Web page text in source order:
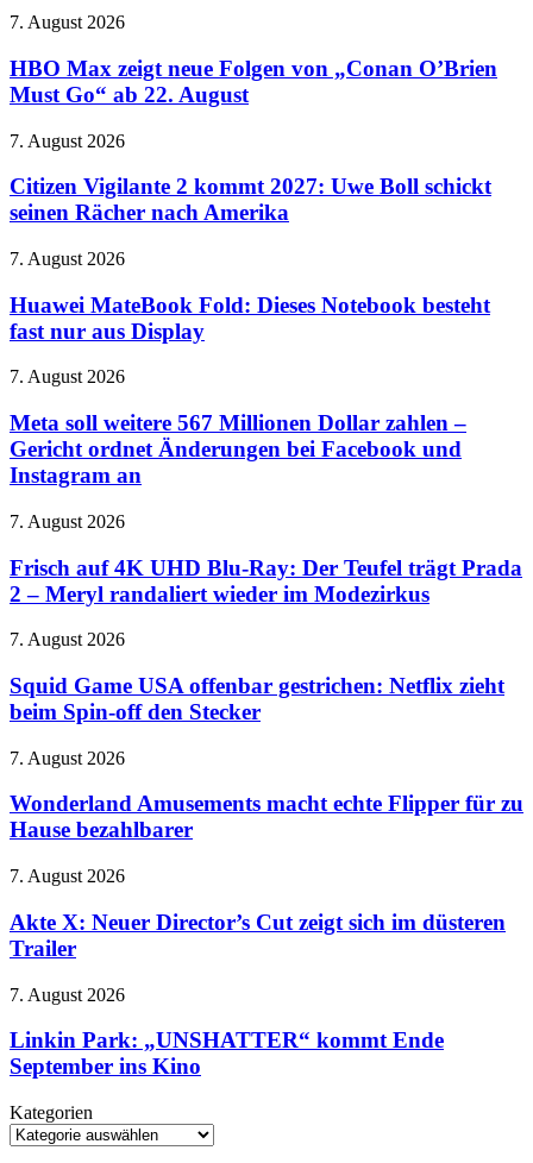
Kinofilm
HBO
zeigt
neue
Folgen
„Conan
Must
Go“
22.
7. August 2026
HBO Max zeigt neue Folgen von „Conan O’Brien
Must Go“ ab 22. August
Citizen
2
kommt
2027:
Boll
seinen
Rächer
Amerika
7. August 2026
Citizen Vigilante 2 kommt 2027: Uwe Boll schickt
seinen Rächer nach Amerika
Huawei
Fold:
Dieses
Notebook
fast
aus
Display
7. August 2026
Huawei MateBook Fold: Dieses Notebook besteht
fast nur aus Display
Meta
weitere
567
Millionen
Dollar
–
ordnet
Änderungen
bei
Facebook
Instagram
an
7. August 2026
Meta soll weitere 567 Millionen Dollar zahlen –
Gericht ordnet Änderungen bei Facebook und
Instagram an
Frisch
4K
UHD
Blu-
Der
trägt
Prada
–
randaliert
wieder
im
7. August 2026
Frisch auf 4K UHD Blu-Ray: Der Teufel trägt Prada
2 – Meryl randaliert wieder im Modezirkus
Squid
USA
offenbar
gestrichen:
zieht
Spin-
off
Stecker
7. August 2026
Squid Game USA offenbar gestrichen: Netflix zieht
beim Spin-off den Stecker
Wonderland
macht
echte
Flipper
zu
bezahlbarer
7. August 2026
Wonderland Amusements macht echte Flipper für zu
Hause bezahlbarer
Akte
Neuer
Director’s
Cut
sich
düsteren
Trailer
7. August 2026
Akte X: Neuer Director’s Cut zeigt sich im düsteren
Trailer
Linkin
„UNSHATTER“
kommt
Ende
ins
Kino
7. August 2026
Linkin Park: „UNSHATTER“ kommt Ende
September ins Kino
Kategorien
Kategorien